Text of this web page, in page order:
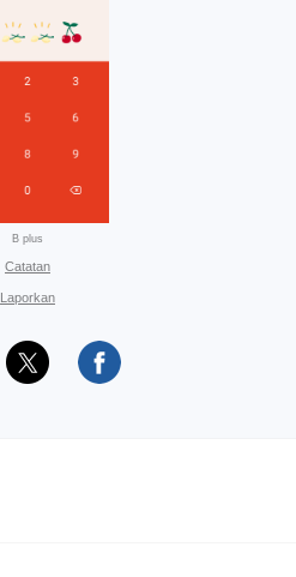
B plus
Catatan
Laporkan